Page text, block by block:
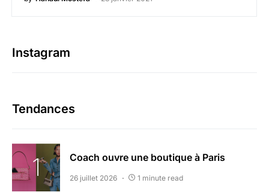
Instagram
Tendances
Coach ouvre une boutique à Paris
26 juillet 2026 1 minute read